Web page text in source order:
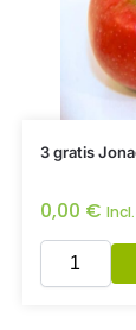
3 gratis
0,00 €